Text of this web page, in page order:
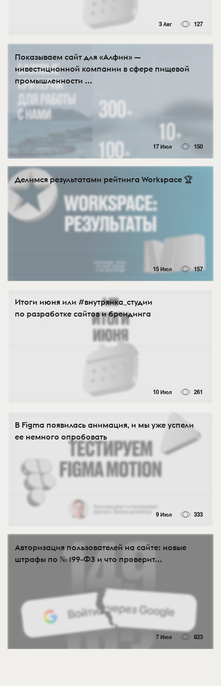
3 Авг 127
Показываем сайт для «Алфин» —
инвестиционной компании в сфере пищевой
промышленности ...
17 Июл 150
Делимся результатами рейтинга Workspace 🏆
15 Июл 157
Итоги июня или #внутрянка_студии
по разработке сайтов и брендинга
10 Июл 261
В Figma появилась анимация, и мы уже успели
ее немного опробовать
9 Июл 333
Авторизация пользователей на сайте: новые
штрафы по № 199-ФЗ и что проверит...
7 Июл 823